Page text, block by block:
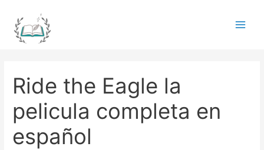
content
Ride the Eagle la
pelicula completa en
español